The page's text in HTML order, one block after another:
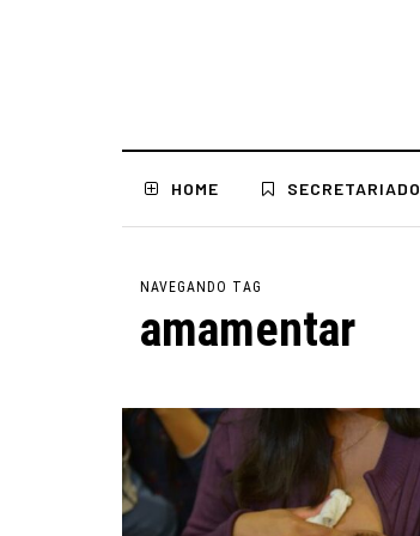
HOME SECRETARIADO
NAVEGANDO TAG
amamentar